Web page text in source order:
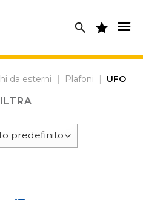
da esterni | Plafoni | UFO